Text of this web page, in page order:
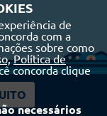
de
com a
sobre como
Política de
concorda clique
necessários